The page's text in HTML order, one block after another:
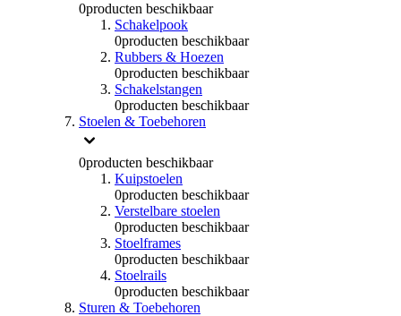
0producten beschikbaar
Schakelpook
0producten beschikbaar
Rubbers & Hoezen
0producten beschikbaar
Schakelstangen
0producten beschikbaar
Stoelen & Toebehoren
0producten beschikbaar
Kuipstoelen
0producten beschikbaar
Verstelbare stoelen
0producten beschikbaar
Stoelframes
0producten beschikbaar
Stoelrails
0producten beschikbaar
Sturen & Toebehoren